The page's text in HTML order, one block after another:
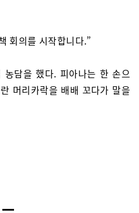
회의를 시작합니다.”
농담을 했다. 피아나는 한 손으
머리카락을 배배 꼬다가 말을